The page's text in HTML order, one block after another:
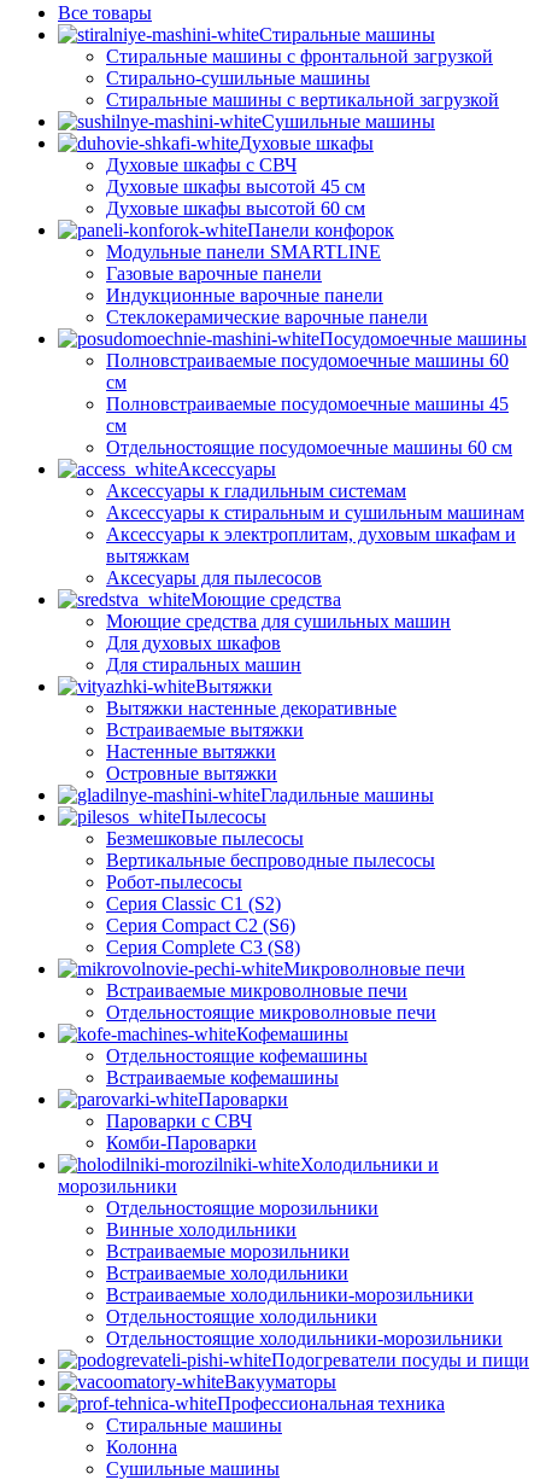
Все товары
Стиральные машины
Стиральные машины с фронтальной загрузкой
Стирально-сушильные машины
Стиральные машины с вертикальной загрузкой
Сушильные машины
Духовые шкафы
Духовые шкафы с СВЧ
Духовые шкафы высотой 45 см
Духовые шкафы высотой 60 см
Панели конфорок
Модульные панели SMARTLINE
Газовые варочные панели
Индукционные варочные панели
Стеклокерамические варочные панели
Посудомоечные машины
Полновстраиваемые посудомоечные машины 60
см
Полновстраиваемые посудомоечные машины 45
см
Отдельностоящие посудомоечные машины 60 см
Аксессуары
Аксессуары к гладильным системам
Аксессуары к стиральным и сушильным машинам
Аксессуары к электроплитам, духовым шкафам и
вытяжкам
Аксесуары для пылесосов
Моющие средства
Моющие средства для сушильных машин
Для духовых шкафов
Для стиральных машин
Вытяжки
Вытяжки настенные декоративные
Встраиваемые вытяжки
Настенные вытяжки
Островные вытяжки
Гладильные машины
Пылесосы
Безмешковые пылесосы
Вертикальные беспроводные пылесосы
Робот-пылесосы
Серия Classic C1 (S2)
Серия Compact C2 (S6)
Серия Complete C3 (S8)
Микроволновые печи
Встраиваемые микроволновые печи
Отдельностоящие микроволновые печи
Кофемашины
Отдельностоящие кофемашины
Встраиваемые кофемашины
Пароварки
Пароварки с СВЧ
Комби-Пароварки
Холодильники и
морозильники
Отдельностоящие морозильники
Винные холодильники
Встраиваемые морозильники
Встраиваемые холодильники
Встраиваемые холодильники-морозильники
Отдельностоящие холодильники
Отдельностоящие холодильники-морозильники
Подогреватели посуды и пищи
Вакууматоры
Профессиональная техника
Стиральные машины
Колонна
Сушильные машины